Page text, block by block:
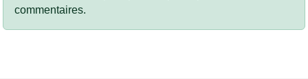
commentaires.